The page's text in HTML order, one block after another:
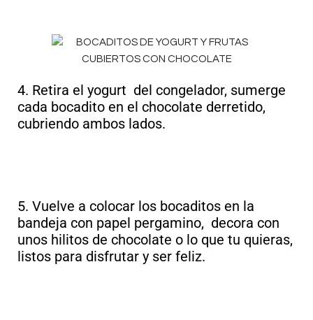
4. Retira el yogurt del congelador, sumerge
cada bocadito en el chocolate derretido,
cubriendo ambos lados.
5. Vuelve a colocar los bocaditos en la
bandeja con papel pergamino, decora con
unos hilitos de chocolate o lo que tu quieras,
listos para disfrutar y ser feliz.